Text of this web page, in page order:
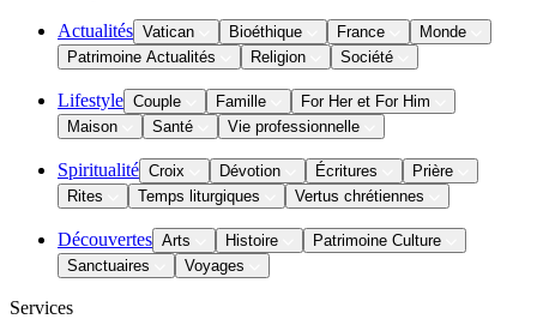
Actualités Vatican Bioéthique France
Monde
Patrimoine Actualités
Religion Société
Lifestyle Couple Famille
For Her et For Him
Maison
Santé Vie professionnelle
Spiritualité Croix Dévotion Écritures
Prière
Rites
Temps liturgiques Vertus chrétiennes
Découvertes Arts Histoire
Patrimoine Culture
Sanctuaires
Voyages
Services